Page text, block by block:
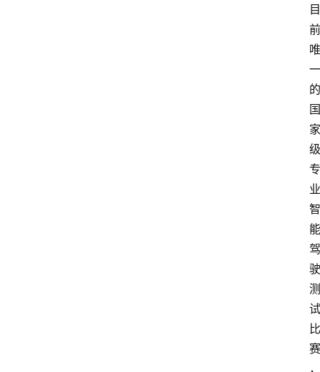
目
前
唯
一
的
国
家
级
专
业
智
能
驾
驶
测
试
比
赛
，